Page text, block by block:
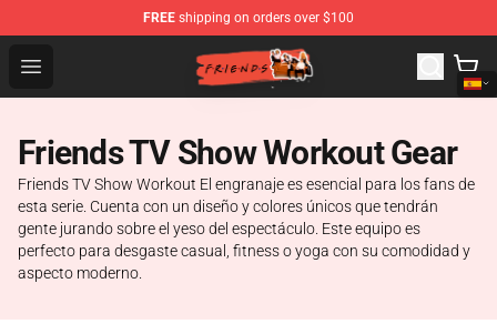
FREE shipping on orders over $100
Open menu
Friends Store - Official Friends Merchandise Shop
Friends TV Show Workout Gear
Friends TV Show Workout El engranaje es esencial para los fans de
esta serie. Cuenta con un diseño y colores únicos que tendrán
gente jurando sobre el yeso del espectáculo. Este equipo es
perfecto para desgaste casual, fitness o yoga con su comodidad y
aspecto moderno.